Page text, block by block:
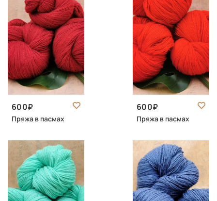
600
Пряжа в пасмах
600
Пряжа в пасмах